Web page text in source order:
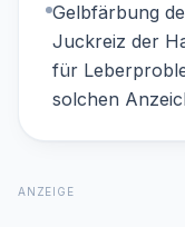
Gelbfärbung
Juckreiz der
für
solchen
ANZEIGE